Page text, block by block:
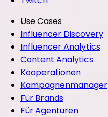
Use Cases
Influencer Discovery
Influencer Analytics
Content Analytics
Kooperationen
Kampagnenmanager
Für Brands
Für Agenturen